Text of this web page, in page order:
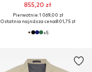
855,20 zł
Pierwotnie: 1 069,00 zł
Ostatnia najniższa cena:801,75 zł
+5